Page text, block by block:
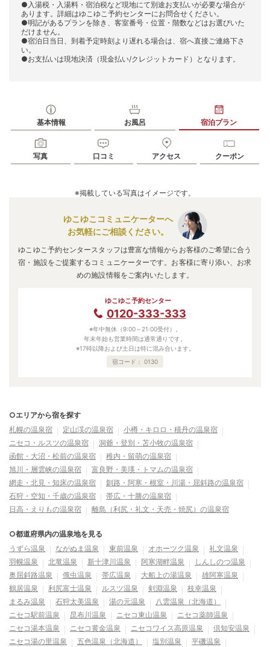
●入湯税・入湯料・宿泊税など現地にて別途お支払いが必要な場合が
あります。詳細はゆこゆこ予約センターにお問合せください。
●明記があるプランを除き、客室番号・位置・階数などはお選びいた
だけません。
●宿泊日当日、到着予定時刻より遅れる場合は、宿へ直接ご連絡下さ
い。
●お支払いは現地決済（現金払い/クレジットカード）となります。
基本情報 お風呂 宿泊プラン
写真 口コミ アクセス クーポン
※掲載している写真はイメージです。
ゆこゆこコミュニケーターへ
お気軽にご相談ください。
ゆこゆこ予約センタースタッフは豊富な情報からお客様のご希望に合う
宿・施設をご提案するコミュニケーターです。お客様に寄り添い、お求
めの施設情報をご案内いたします。
ゆこゆこ予約センター
0120-333-333
※年中無休（9:00～21:00受付）。
年末年始も営業時間は通常通りです。
※17時以降および土日は特に混み合います。
宿コード： 0130
○エリアから宿を探す
札幌の温泉宿
定山渓の温泉宿
小樽・キロロ・積丹の温泉宿
ニセコ・ルスツの温泉宿
洞爺・登別・苫小牧の温泉宿
函館・大沼・松前の温泉宿
稚内・留萌の温泉宿
旭川・層雲峡の温泉宿
富良野・美瑛・トマムの温泉宿
網走・北見・知床の温泉宿
釧路・阿寒・根室・川湯・屈斜路の温泉宿
石狩・空知・千歳の温泉宿
帯広・十勝の温泉宿
日高・えりもの温泉宿
離島（利尻・礼文・天売・焼尻）の温泉宿
○都道府県内の温泉地を見る
うずら温泉
ながぬま温泉 東前温泉 オホーツク温泉
礼文温泉
羽幌温泉
北竜温泉 新十津川温泉 阿寒湖畔温泉
しんしのつ温泉
奥屈斜路温泉
俄虫温泉 帯広温泉 大船上の湯温泉
雄阿寒温泉
鶴居温泉
利尻富士温泉 ルスツ温泉 剣淵温泉
枝幸温泉
まるみ温泉
石狩太美温泉 湯の元温泉
八雲温泉（北海道）
ニセコ駅前温泉
昆布川温泉 ニセコ東山温泉
ニセコ薬師温泉
ニセコ湯本温泉
ニセコ黄金温泉 ニセコワイス高原温泉
倶知安温泉
ニセコ湯の里温泉
五色温泉（北海道） 塩別温泉
平磯温泉